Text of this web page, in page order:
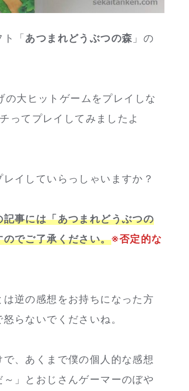
「あつまれどうぶつの森 」の
大ヒットゲームをプレイしな
ってプレイしてみましたよ
イしていらっしゃいますか？
記事には「あつまれどうぶつの
でご了承ください。※否定的な
逆の感想をお持ちになった方
らないでくださいね。
、あくまで僕の個人的な感想
」とおじさんゲーマーのぼや